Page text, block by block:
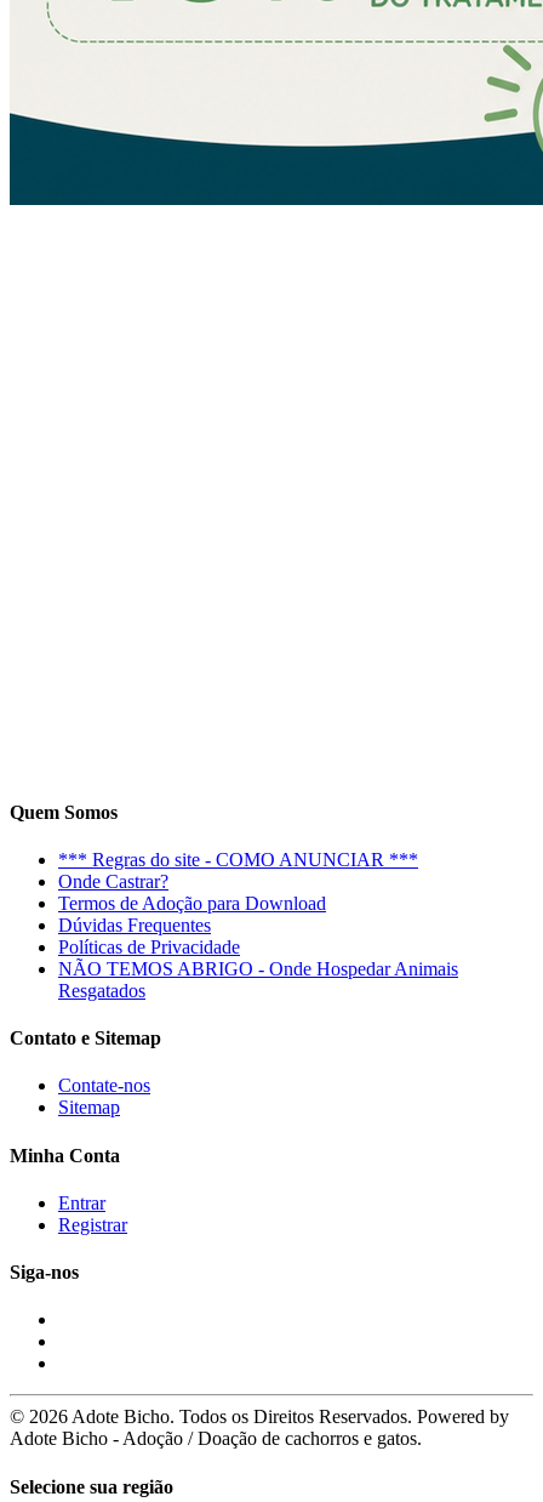
Quem Somos
*** Regras do site - COMO ANUNCIAR ***
Onde Castrar?
Termos de Adoção para Download
Dúvidas Frequentes
Políticas de Privacidade
NÃO TEMOS ABRIGO - Onde Hospedar Animais
Resgatados
Contato e Sitemap
Contate-nos
Sitemap
Minha Conta
Entrar
Registrar
Siga-nos
© 2026 Adote Bicho. Todos os Direitos Reservados. Powered by
Adote Bicho - Adoção / Doação de cachorros e gatos.
Selecione sua região